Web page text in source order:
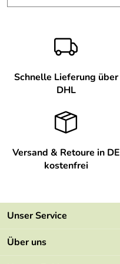
Schnelle Lieferung über
DHL
Versand & Retoure in DE
kostenfrei
Unser Service
Kontakt
Über uns